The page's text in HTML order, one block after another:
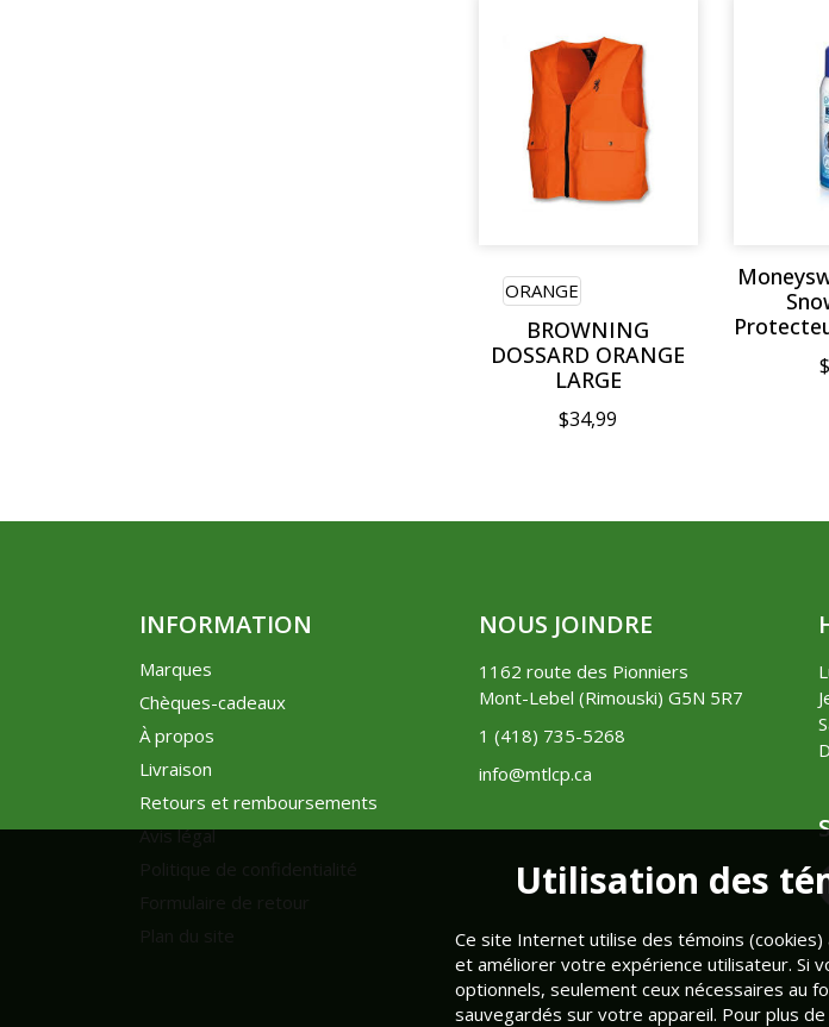
ORANGE
BROWNING
DOSSARD ORANGE
LARGE
$34,99
INFORMATION
Marques
Chèques-cadeaux
À propos
Livraison
Retours et remboursements
Avis légal
NOUS JOINDRE
1162 route des Pionniers
Mont-Lebel (Rimouski) G5N 5R7
1 (418) 735-5268
info@mtlcp.ca
Utilisation des
Ce site Internet utilise des témoins
et améliorer votre expérience utilisateur. Si
optionnels, seulement ceux nécessaires au
sauvegardés sur votre appareil. Pour plus